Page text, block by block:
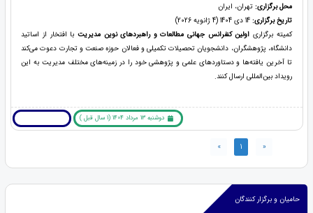
محل برگزاری: تهران، ایران
تاریخ برگزاری: 14 دی 1404 (4 ژانویه 2026)
کمیته برگزاری اولین کنفرانس جهانی مطالعات و راهبردهای نوین مدیریت با افتخار از اساتید
دانشگاه، پژوهشگران، دانشجویان تحصیلات تکمیلی و فعالان حوزه صنعت و تجارت دعوت می‌کند
تا آخرین یافته‌ها و دستاوردهای علمی و پژوهشی خود را در زمینه‌های مختلف مدیریت به این
رویداد بین‌المللی ارسال کنند.
دوشنبه 13 مرداد 1404 (1 سال قبل )
«
1
»
حامیان و برگزار کنندگان